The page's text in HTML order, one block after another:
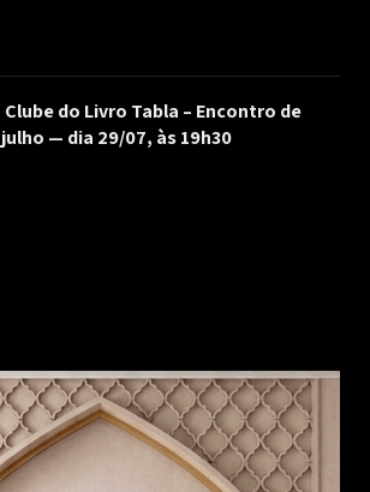
Clube do Livro Tabla – Encontro de
julho — dia 29/07, às 19h30